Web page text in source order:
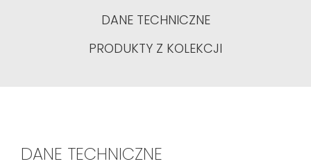
DANE TECHNICZNE
PRODUKTY Z KOLEKCJI
DANE TECHNICZNE